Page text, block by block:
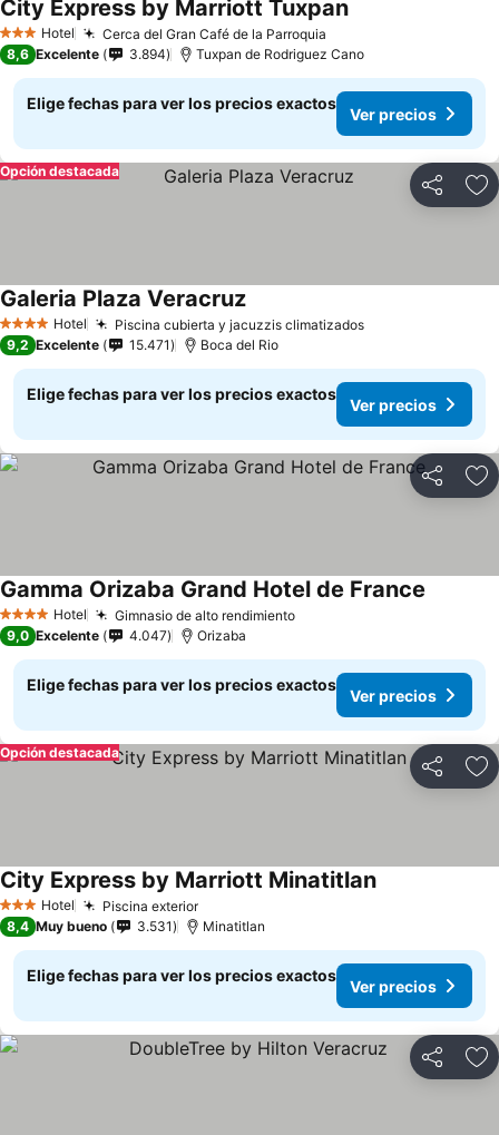
3 Estrellas
Hotel Cerca del Gran Café de la Parroquia
City Express by Marriott TuxpanVer precios
8,6 Excelente 3.894 Tuxpan de Rodriguez Cano
Elige fechas para ver los precios exactos
Ver precios
Compartir
Opción destacada
4 EstrellasHotel Piscina cubierta y jacuzzis climatizadosVer precios
Galeria Plaza VeracruzVer precios
9,2 Excelente 15.471 Boca del Rio
Elige fechas para ver los precios exactos
Ver precios
Compartir
4 EstrellasHotel Gimnasio de alto rendimientoVer precios
Gamma Orizaba Grand Hotel de France
9,0 Excelente 4.047 Orizaba
Elige fechas para ver los precios exactos
Ver precios
Compartir
Opción destacada
3 Estrellas
Hotel Piscina exteriorVer precios
City Express by Marriott MinatitlanVer precios
8,4 Muy bueno 3.531 Minatitlan
Elige fechas para ver los precios exactos
Ver precios
Compartir